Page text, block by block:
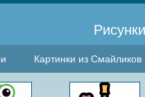
Картинки из Смайликов